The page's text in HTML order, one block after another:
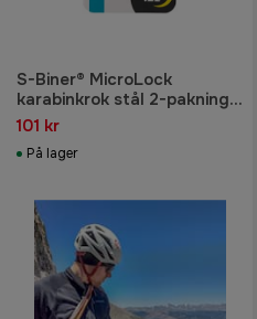
S-Biner® MicroLock
karabinkrok stål 2-pakning
svart
101 kr
På lager